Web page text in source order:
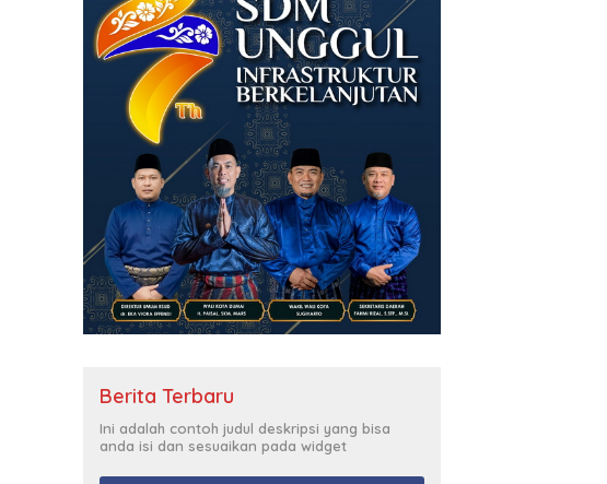
Berita Terbaru
Ini adalah contoh judul deskripsi yang bisa
anda isi dan sesuaikan pada widget